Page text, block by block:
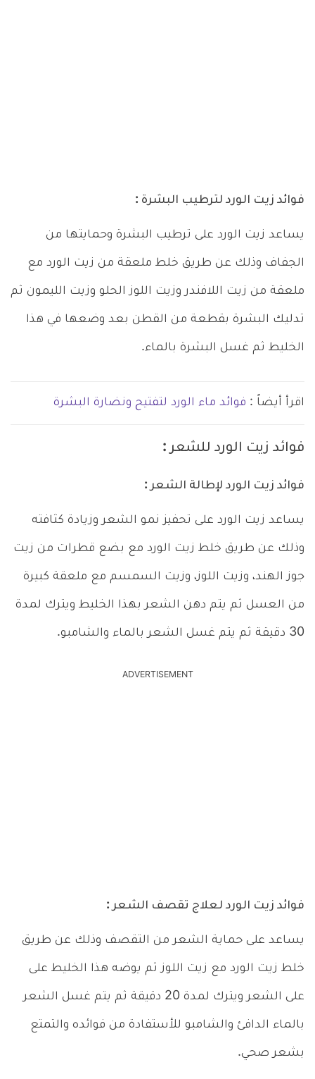
فوائد زيت الورد لترطيب البشرة :
يساعد زيت الورد على ترطيب البشرة وحمايتها من
الجفاف وذلك عن طريق خلط ملعقة من زيت الورد مع
ملعقة من زيت اللافندر وزيت اللوز الحلو وزيت الليمون ثم
تدليك البشرة بقطعة من القطن بعد وضعها في هذا
الخليط ثم غسل البشرة بالماء.
اقرأ أيضاً : فوائد ماء الورد لتفتيح ونضارة البشرة
فوائد زيت الورد للشعر :
فوائد زيت الورد لإطالة الشعر :
يساعد زيت الورد على تحفيز نمو الشعر وزيادة كثافته
وذلك عن طريق خلط زيت الورد مع بضع قطرات من زيت
جوز الهند، وزيت اللوز، وزيت السمسم مع ملعقة كبيرة
من العسل ثم يتم دهن الشعر بهذا الخليط ويترك لمدة
30 دقيقة ثم يتم غسل الشعر بالماء والشامبو.
ADVERTISEMENT
فوائد زيت الورد لعلاج تقصف الشعر :
يساعد على حماية الشعر من التقصف وذلك عن طريق
خلط زيت الورد مع زيت اللوز ثم يوضه هذا الخليط على
على الشعر ويترك لمدة 20 دقيقة ثم يتم غسل الشعر
بالماء الدافئ والشامبو للأستفادة من فوائده والتمتع
بشعر صحي.